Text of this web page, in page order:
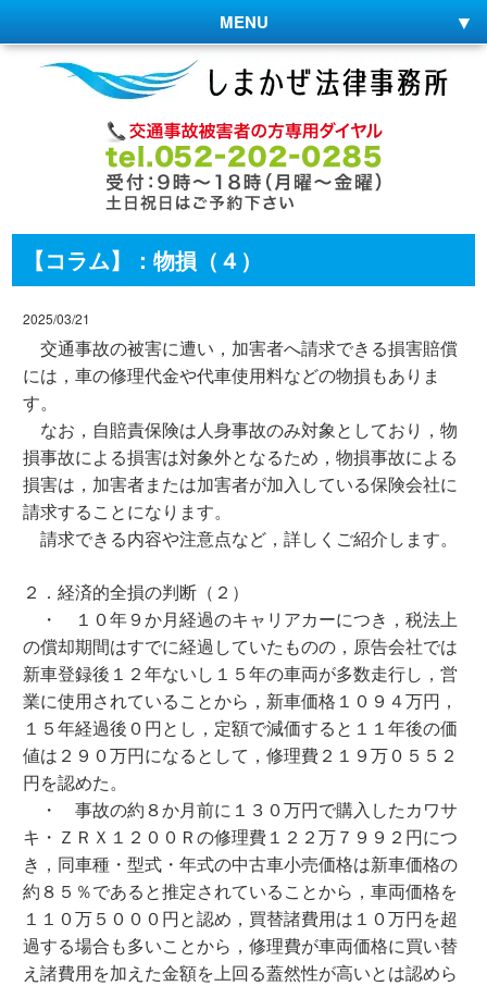
MENU
【コラム】：物損（４）
2025/03/21
交通事故の被害に遭い，加害者へ請求できる損害賠償
には，車の修理代金や代車使用料などの物損もありま
す。
なお，自賠責保険は人身事故のみ対象としており，物
損事故による損害は対象外となるため，物損事故による
損害は，加害者または加害者が加入している保険会社に
請求することになります。
請求できる内容や注意点など，詳しくご紹介します。
２．経済的全損の判断（２）
・ １０年９か月経過のキャリアカーにつき，税法上
の償却期間はすでに経過していたものの，原告会社では
新車登録後１２年ないし１５年の車両が多数走行し，営
業に使用されていることから，新車価格１０９４万円，
１５年経過後０円とし，定額で減価すると１１年後の価
値は２９０万円になるとして，修理費２１９万０５５２
円を認めた。
・ 事故の約８か月前に１３０万円で購入したカワサ
キ・ＺＲＸ１２００Ｒの修理費１２２万７９９２円につ
き，同車種・型式・年式の中古車小売価格は新車価格の
約８５％であると推定されていることから，車両価格を
１１０万５０００円と認め，買替諸費用は１０万円を超
過する場合も多いことから，修理費が車両価格に買い替
え諸費用を加えた金額を上回る蓋然性が高いとは認めら